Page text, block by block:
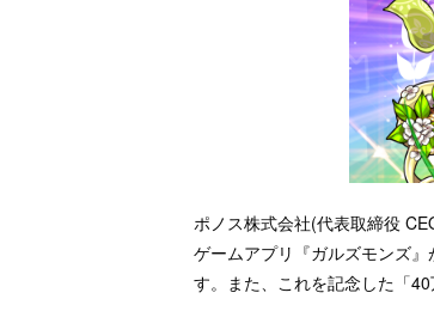
ポノス株式会社(代表取締役
ゲームアプリ『ガルズモンズ
す。また、これを記念した「